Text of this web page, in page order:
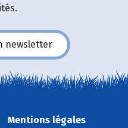
newsletter
Mentions légales